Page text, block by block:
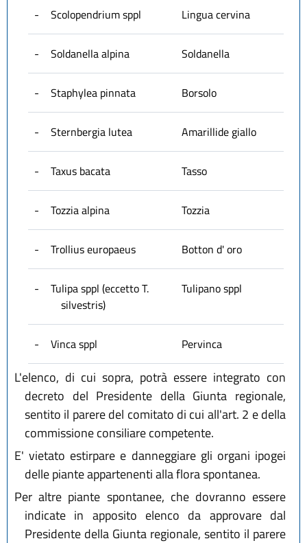
- Scolopendrium sppl Lingua cervina
- Soldanella alpina Soldanella
- Staphylea pinnata Borsolo
- Sternbergia lutea Amarillide giallo
- Taxus bacata Tasso
- Tozzia alpina Tozzia
- Trollius europaeus Botton d' oro
-
Tulipa sppl (eccetto T.
silvestris)
Tulipano sppl
- Vinca sppl Pervinca
L'elenco, di cui sopra, potrà essere integrato con
decreto del Presidente della Giunta regionale,
sentito il parere del comitato di cui all'art. 2 e della
commissione consiliare competente.
E' vietato estirpare e danneggiare gli organi ipogei
delle piante appartenenti alla flora spontanea.
Per altre piante spontanee, che dovranno essere
indicate in apposito elenco da approvare dal
Presidente della Giunta regionale, sentito il parere